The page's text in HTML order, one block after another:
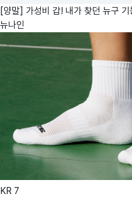
[양말] 가성비 갑! 내가 찾던 뉴구
뉴나인
KR 7